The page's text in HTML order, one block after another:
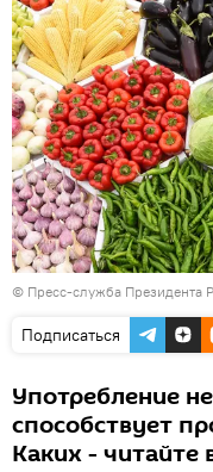
© Пресс-служба Президента
Подписаться
Употребление
способствует
Каких - читайте